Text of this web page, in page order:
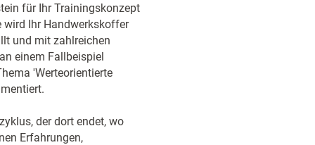
für Ihr Trainingskonzept
wird Ihr Handwerkskoffer
und mit zahlreichen
einem Fallbeispiel
'Werteorientierte
der dort endet, wo
Erfahrungen,